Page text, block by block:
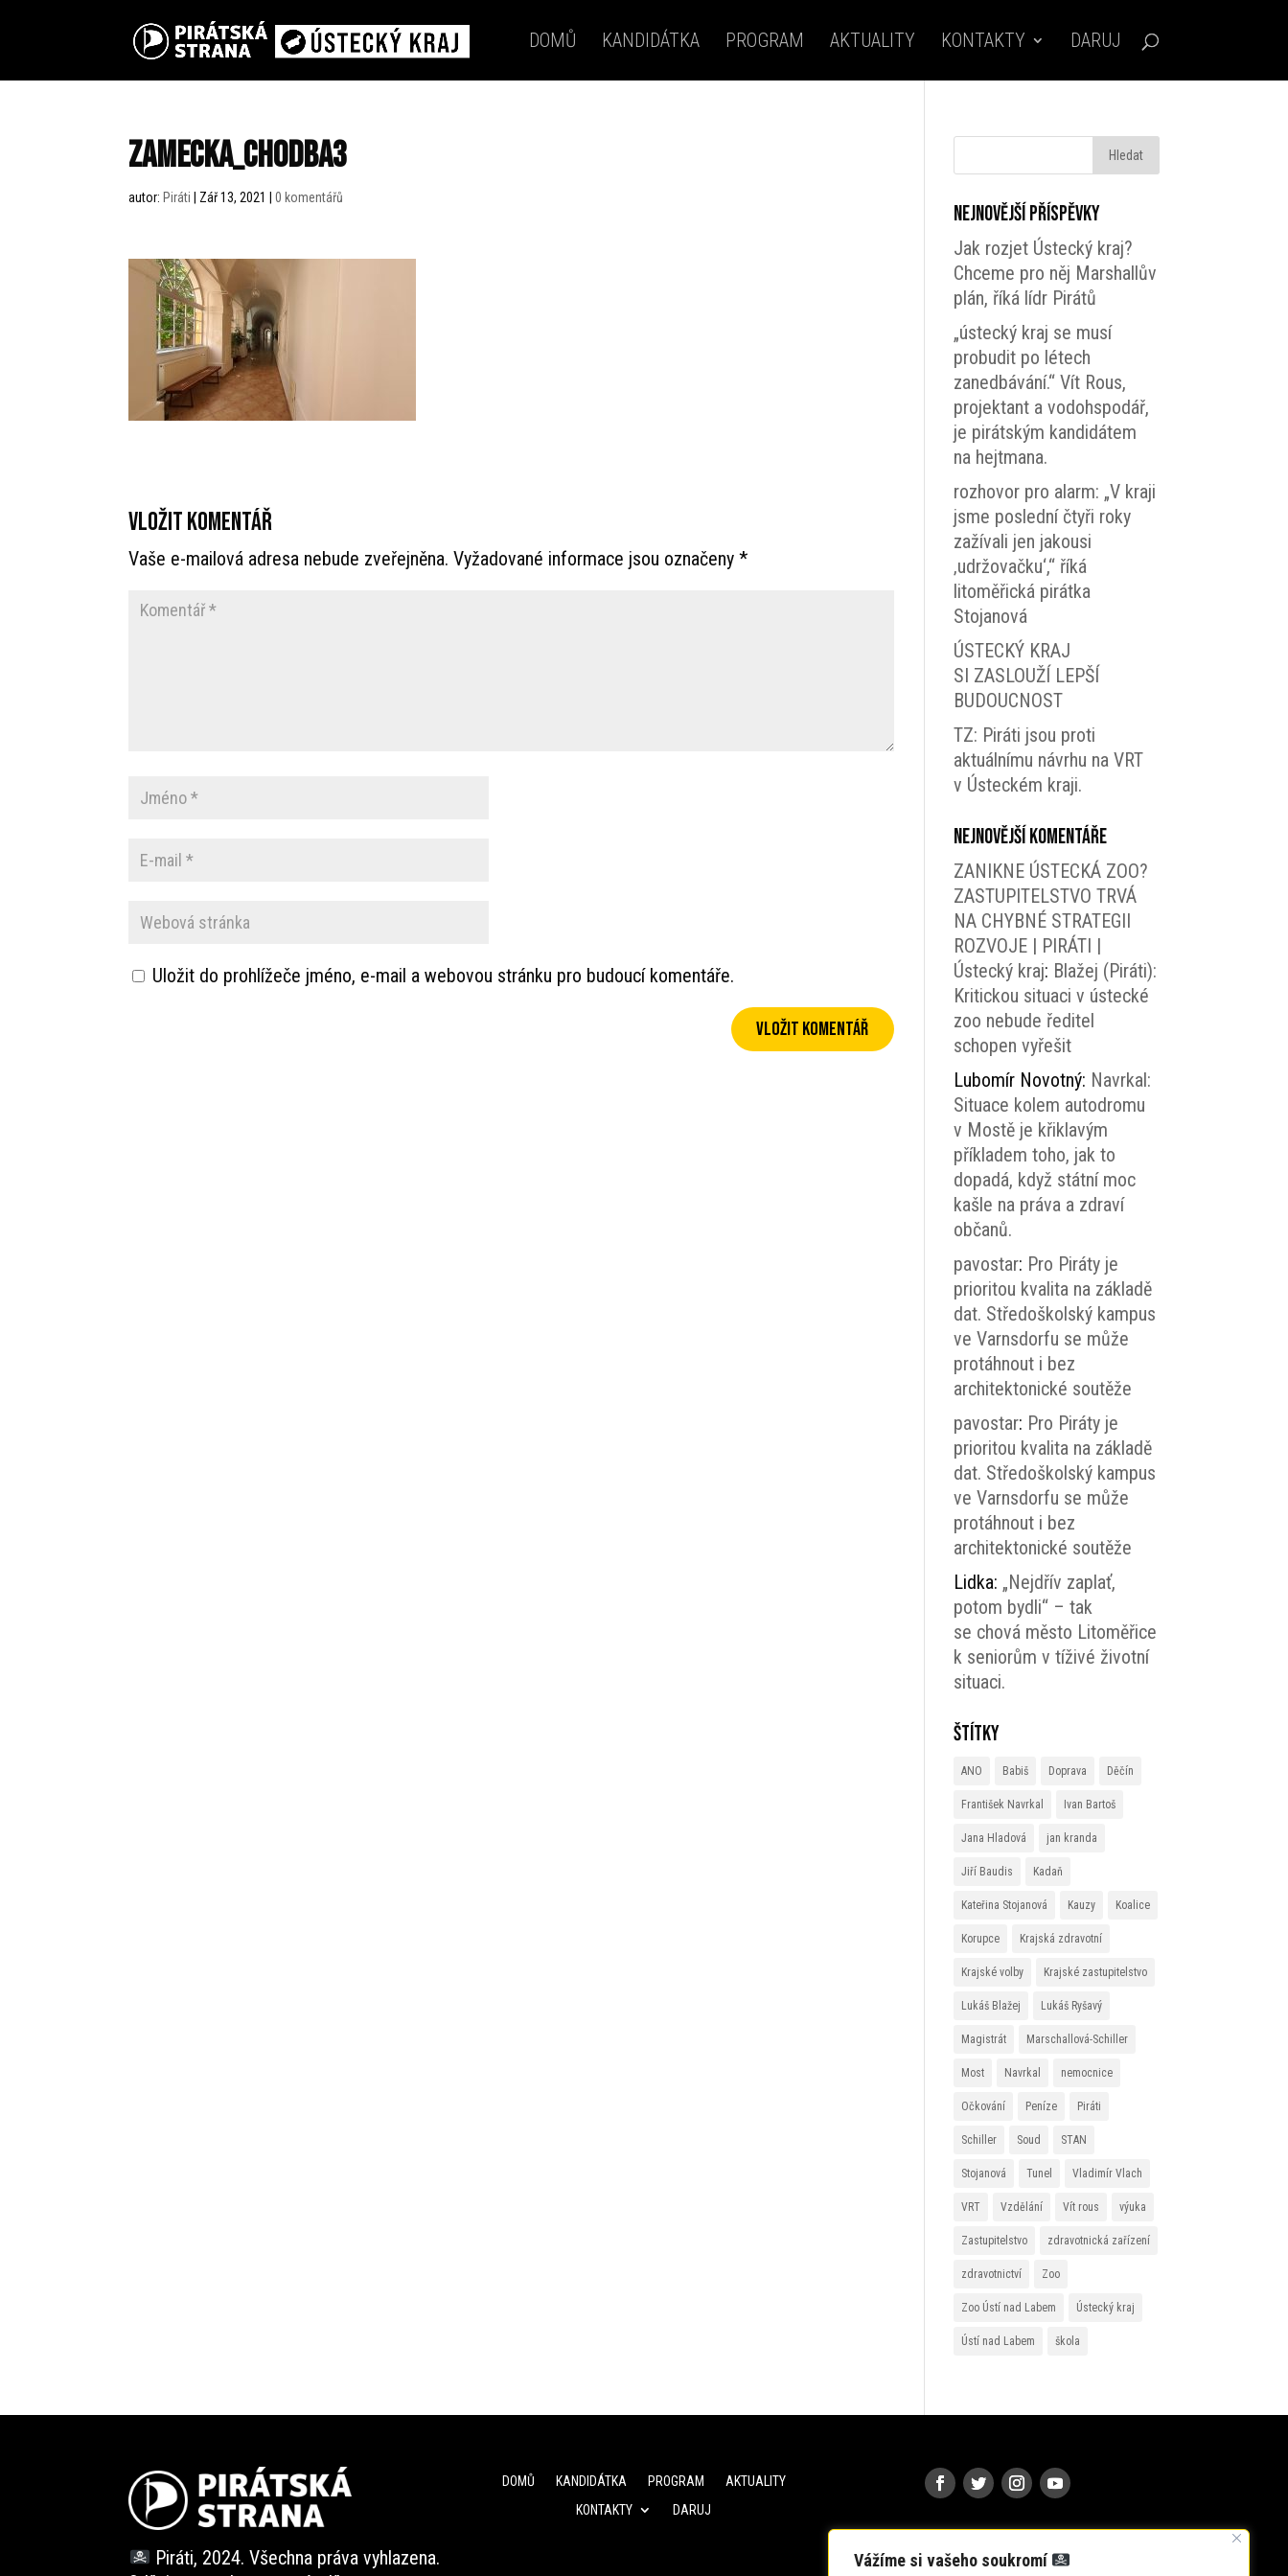
Vážíme si vašeho soukromí
DOMŮ KANDIDÁTKA PROGRAM AKTUALITY KONTAKTY DARUJ
zamecka_chodba3
autor: Piráti Zář 13, 2021 |0 komentářů
Vložit komentář
Vaše e-mailová adresa nebude zveřejněna. Vyžadované informace jsou označeny*
Uložit do prohlížeče jméno, e-mail a webovou stránku pro budoucí komentáře.
Nejnovější příspěvky
Jak rozjet Ústecký kraj?
Chceme pro něj Marshallův
plán, říká lídr Pirátů
„ústecký kraj se musí
probudit po létech
zanedbávání.“ Vít Rous,
projektant a vodohspodář,
je pirátským kandidátem
na hejtmana.
rozhovor pro alarm: „V kraji
jsme poslední čtyři roky
zažívali jen jakousi
‚udržovačku‘,“ říká
litoměřická pirátka
Stojanová
ÚSTECKÝ KRAJ
SI ZASLOUŽÍ LEPŠÍ
BUDOUCNOST
TZ: Piráti jsou proti
aktuálnímu návrhu na VRT
v Ústeckém kraji.
Nejnovější komentáře
ZANIKNE ÚSTECKÁ ZOO?
ZASTUPITELSTVO TRVÁ
NA CHYBNÉ STRATEGII
ROZVOJE | PIRÁTI |
Ústecký kraj: Blažej (Piráti):
Kritickou situaci v ústecké
zoo nebude ředitel
schopen vyřešit
Lubomír Novotný: Navrkal:
Situace kolem autodromu
v Mostě je křiklavým
příkladem toho, jak to
dopadá, když státní moc
kašle na práva a zdraví
občanů.
pavostar: Pro Piráty je
prioritou kvalita na základě
dat. Středoškolský kampus
ve Varnsdorfu se může
protáhnout i bez
architektonické soutěže
pavostar: Pro Piráty je
prioritou kvalita na základě
dat. Středoškolský kampus
ve Varnsdorfu se může
protáhnout i bez
architektonické soutěže
Lidka: „Nejdřív zaplať,
potom bydli“ – tak
se chová město Litoměřice
k seniorům v tíživé životní
situaci.
Štítky
ANO Babiš Doprava Děčín
František Navrkal Ivan Bartoš
Jana Hladová jan kranda
Jiří Baudis Kadaň
Kateřina Stojanová Kauzy Koalice
Korupce Krajská zdravotní
Krajské volby Krajské zastupitelstvo
Lukáš Blažej Lukáš Ryšavý
Magistrát Marschallová-Schiller
Most Navrkal nemocnice
Očkování Peníze Piráti
Schiller Soud STAN
Stojanová Tunel Vladimír Vlach
VRT Vzdělání Vít rous výuka
Zastupitelstvo zdravotnická zařízení
zdravotnictví Zoo
Zoo Ústí nad Labem Ústecký kraj
Ústí nad Labem škola
Piráti, 2024. Všechna práva vyhlazena.
DOMŮ KANDIDÁTKA PROGRAM
AKTUALITY
KONTAKTY
DARUJ